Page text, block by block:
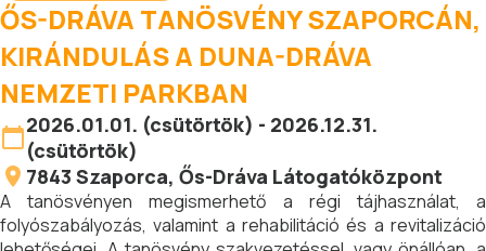
ŐS-DRÁVA TANÖSVÉNY SZAPORCÁN,
KIRÁNDULÁS A DUNA-DRÁVA
NEMZETI PARKBAN
2026.01.01. (csütörtök) - 2026.12.31.
(csütörtök)
7843 Szaporca, Ős-Dráva Látogatóközpont
A tanösvényen megismerhető a régi tájhasználat, a
folyószabályozás, valamint a rehabilitáció és a revitalizáció